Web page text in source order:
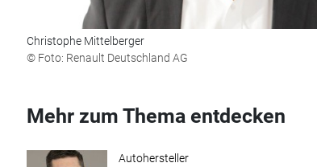
Christophe Mittelberger
© Foto: Renault Deutschland AG
Mehr zum Thema entdecken
Autohersteller